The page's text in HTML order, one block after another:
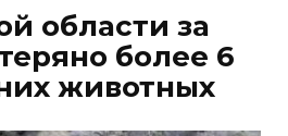
области за
более 6
животных